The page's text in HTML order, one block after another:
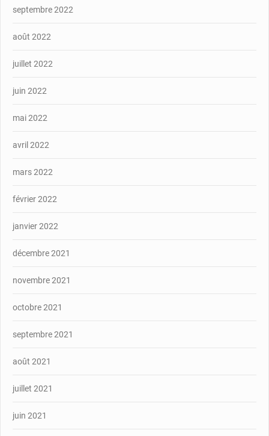
septembre 2022
août 2022
juillet 2022
juin 2022
mai 2022
avril 2022
mars 2022
février 2022
janvier 2022
décembre 2021
novembre 2021
octobre 2021
septembre 2021
août 2021
juillet 2021
juin 2021